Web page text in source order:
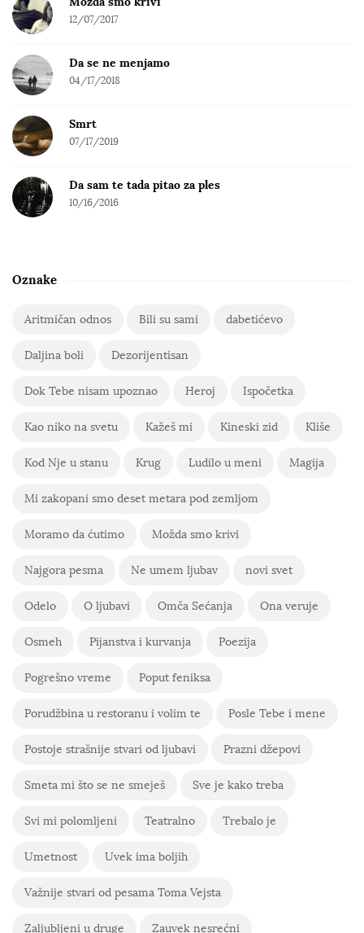
12/07/2017
Da se ne menjamo
04/17/2018
Smrt
07/17/2019
Da sam te tada pitao za ples
10/16/2016
Oznake
Aritmičan odnos Bili su sami dabetićevo
Daljina boli Dezorijentisan
Dok Tebe nisam upoznao Heroj Ispočetka
Kao niko na svetu Kažeš mi Kineski zid Kliše
Kod Nje u stanu Krug Ludilo u meni Magija
Mi zakopani smo deset metara pod zemljom
Moramo da ćutimo Možda smo krivi
Najgora pesma Ne umem ljubav novi svet
Odelo O ljubavi Omča Sećanja Ona veruje
Osmeh Pijanstva i kurvanja Poezija
Pogrešno vreme Poput feniksa
Porudžbina u restoranu i volim te Posle Tebe i mene
Postoje strašnije stvari od ljubavi Prazni džepovi
Smeta mi što se ne smeješ Sve je kako treba
Svi mi polomljeni Teatralno Trebalo je
Umetnost Uvek ima boljih
Važnije stvari od pesama Toma Vejsta
Zaljubljeni u druge Zauvek nesrećni